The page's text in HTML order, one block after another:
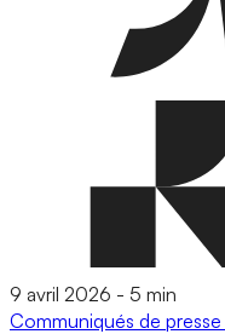
9 avril 2026 - 5 min
Communiqués de presse